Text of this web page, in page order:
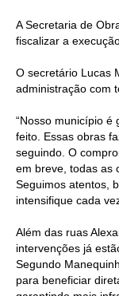
A Secretaria de
fiscalizar a
O secretário Lucas
administração com
“Nosso município é
feito. Essas obras
seguindo. O
em breve, todas as
Seguimos atentos,
intensifique cada
Além das ruas
intervenções já
Segundo
para beneficiar